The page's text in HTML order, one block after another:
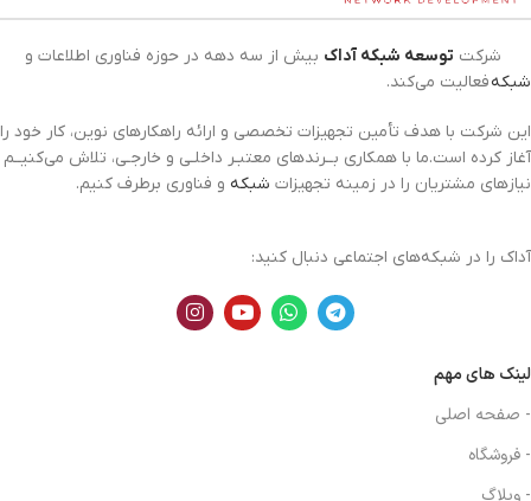
شرکت توسعه شبکه آداک بیش از سه دهه در حوزه فناوری اطلاعات و
شبکهفعالیت می‌کند.
این شرکت با هدف تأمین تجهیزات تخصصی و ارائه راهکارهای نوین، کار خود را
آغاز کرده است.ما با همکاری بــرندهای معتبـر داخلـی و خارجـی، تلاش می‌کنیــم
نیازهای مشتریان را در زمینه تجهیزات شبکه و فناوری برطرف کنیم.
آداک را در شبکه‌های اجتماعی دنبال کنید:
لینک های مهم
- صفحه اصلی
- فروشگاه